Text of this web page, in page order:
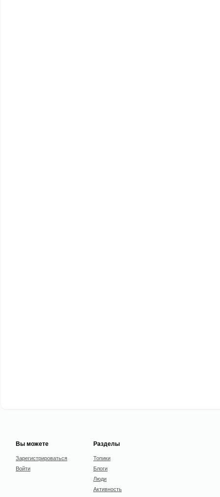
Вы можете
Зарегистрироваться
Войти
Разделы
Топики
Блоги
Люди
Активность